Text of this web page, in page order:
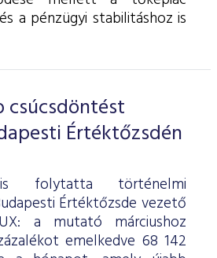
a pénzügyi stabilitáshoz is
csúcsdöntést
Értéktőzsdén
folytatta történelmi
Értéktőzsde vezető
a mutató márciushoz
emelkedve 68 142